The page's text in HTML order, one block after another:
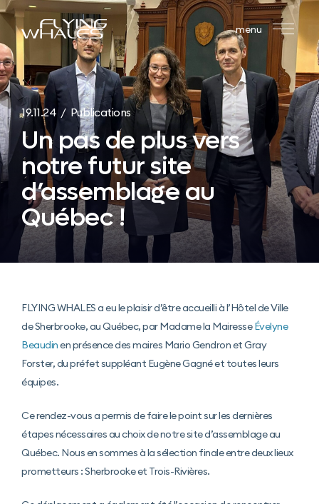
menu
19.11.24 / Publications
Un pas de plus vers
notre futur site
d’assemblage au
Québec !
FLYING WHALES a eu le plaisir d’être accueilli à l’Hôtel de Ville
de Sherbrooke, au Québec, par Madame la MairesseÉvelyne
Beaudinen présence des maires Mario Gendron et Gray
Forster, du préfet suppléant Eugène Gagné et toutes leurs
équipes.
Ce rendez-vous a permis de faire le point sur les dernières
étapes nécessaires au choix de notre site d’assemblage au
Québec. Nous en sommes à la sélection finale entre deux lieux
prometteurs : Sherbrooke et Trois-Rivières.